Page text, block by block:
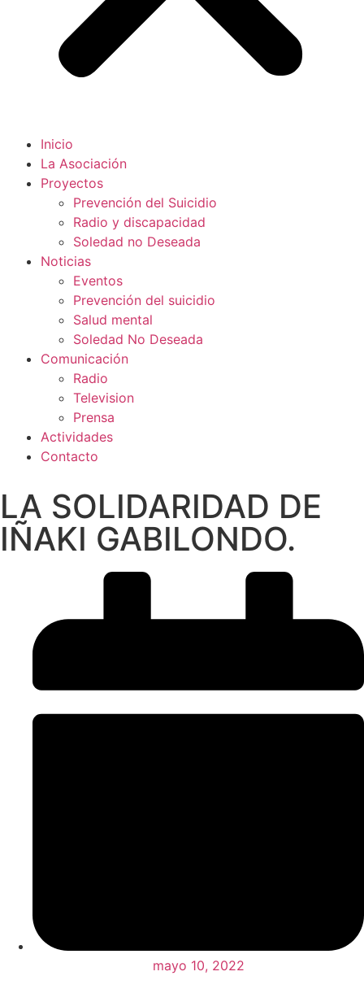
Inicio
La Asociación
Proyectos
Prevención del Suicidio
Radio y discapacidad
Soledad no Deseada
Noticias
Eventos
Prevención del suicidio
Salud mental
Soledad No Deseada
Comunicación
Radio
Television
Prensa
Actividades
Contacto
LA SOLIDARIDAD DE
IÑAKI GABILONDO.
mayo 10, 2022